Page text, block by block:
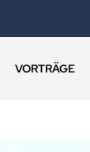
VORTRÄGE